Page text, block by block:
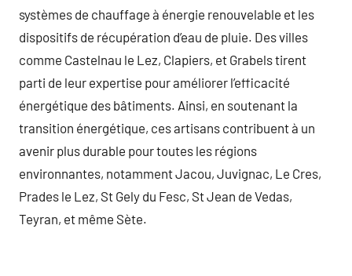
systèmes de chauffage à énergie renouvelable et les
dispositifs de récupération d’eau de pluie. Des villes
comme Castelnau le Lez, Clapiers, et Grabels tirent
parti de leur expertise pour améliorer l’efficacité
énergétique des bâtiments. Ainsi, en soutenant la
transition énergétique, ces artisans contribuent à un
avenir plus durable pour toutes les régions
environnantes, notamment Jacou, Juvignac, Le Cres,
Prades le Lez, St Gely du Fesc, St Jean de Vedas,
Teyran, et même Sète.